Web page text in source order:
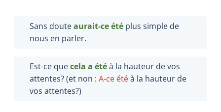
Sans douteaurait-ce été plus simple de
nous en parler.
Est-ce quecela a étéà la hauteur de vos
attentes? (et non : A-ce étéà la hauteur de
vos attentes?)